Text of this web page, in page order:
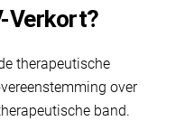
Verkort?
therapeutische
over
band.